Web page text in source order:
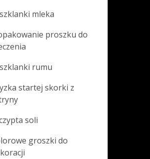
mleka
proszku do
rumu
startej skorki z
soli
groszki do